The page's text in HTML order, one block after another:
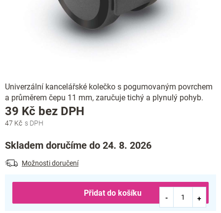
Univerzální kancelářské kolečko s pogumovaným povrchem
a průměrem čepu 11 mm, zaručuje tichý a plynulý pohyb.
47 Kč
39 Kč bez DPH
Skladem doručíme do 24. 8. 2026
Možnosti doručení
Přidat do košíku